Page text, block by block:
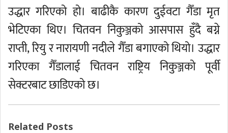
उद्धार गरिएको हो। बाढीकै कारण दुईवटा गैँडा मृत
भेटिएका थिए। चितवन निकुञ्जको आसपास हुँदै बग्ने
राप्ती, रियु र नारायणी नदीले गैँडा बगाएको थियो। उद्धार
गरिएका गैँडालाई चितवन राष्ट्रिय निकुञ्जको पूर्वी
सेक्टरबाट छाडिएको छ।
Related Posts